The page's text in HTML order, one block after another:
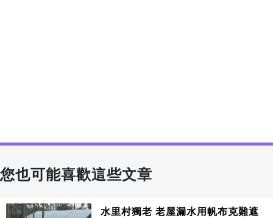
您也可能喜歡這些文章
水里村獨老 老屋漏水用帆布克難遮